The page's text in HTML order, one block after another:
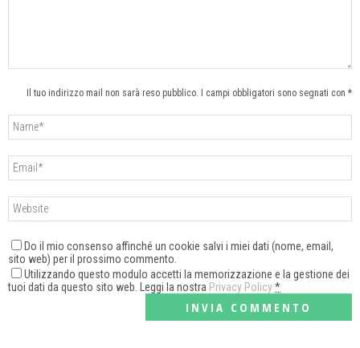
Il tuo indirizzo mail non sarà reso pubblico. I campi obbligatori sono segnati con *
Do il mio consenso affinché un cookie salvi i miei dati (nome, email,
sito web) per il prossimo commento.
Utilizzando questo modulo accetti la memorizzazione e la gestione dei
tuoi dati da questo sito web. Leggi la nostra Privacy Policy*